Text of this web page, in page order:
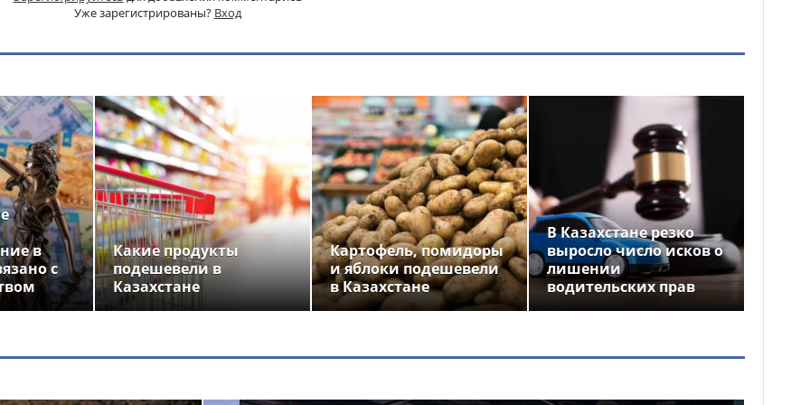
Уже зарегистрированы? Вход
в
с
Какие продукты
подешевели в
Казахстане
Картофель, помидоры
и яблоки подешевели
в Казахстане
В Казахстане резко
выросло число исков о
лишении
водительских прав